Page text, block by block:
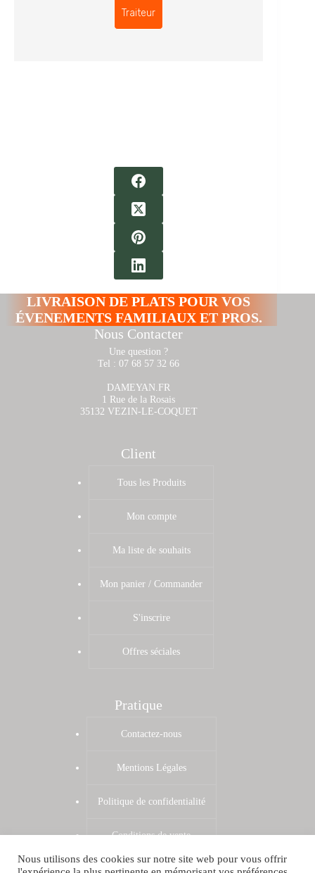
Traiteur
LIVRAISON DE PLATS POUR VOS
ÉVENEMENTS FAMILIAUX ET PROS.
Nous Contacter
Une question ?
Tel : 07 68 57 32 66
DAMEYAN.FR
1 Rue de la Rosais
35132 VEZIN-LE-COQUET
Client
Tous les Produits
Mon compte
Ma liste de souhaits
Mon panier / Commander
S'inscrire
Offres séciales
Pratique
Contactez-nous
Mentions Légales
Politique de confidentialité
Conditions de vente
Zones de livraison
Nous utilisons des cookies sur notre site web pour vous offrir